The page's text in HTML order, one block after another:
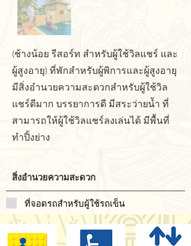
(ช้างน้อย รีสอร์ท สำหรับผู้ใช้วิลแชร์ และ
ผู้สูงอายุ) ที่พักสำหรับผู้พิการและผู้สูงอายุ
มีสิ่งอำนวยความสะดวกสำหรับผู้ใช้วิ​ล
แชร์​ดีมาก บรรยาการดี มีสระว่ายน้ำ ที่
สามารถให้ผู้ใช้วิลแชร์ลงเล่นได้ มีพื้นที่
ทำปิ้งย่าง
สิ่งอำนวยความสะดวก
ที่จอดรถสำหรับผู้ใช้รถเข็น